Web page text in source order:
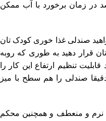
در زمان برخورد با آب ممکن
صندلی غذا خوری کودک تان
قرار دهید به طوری که روبه
تنظیم ارتفاع این کار را
صندلی را هم سطح با میز
نرم و منعطف و همچنین محکم